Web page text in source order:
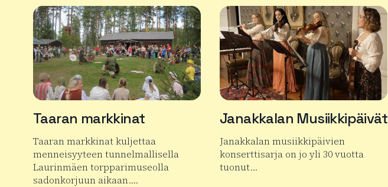
Taaran markkinat
Taaran markkinat kuljettaa
menneisyyteen tunnelmallisella
Laurinmäen torpparimuseolla
sadonkorjuun aikaan….
Janakkalan Musiikkipäivät
Janakkalan musiikkipäivien
konserttisarja on jo yli 30 vuotta
tuonut…